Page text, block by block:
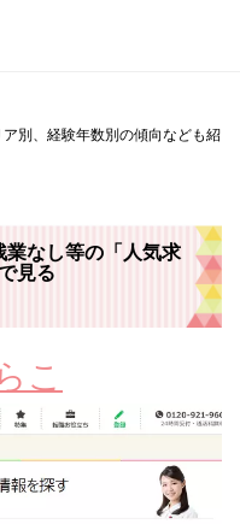
別、経験年数別の傾向なども紹
業なし等の「人気求
見る
こ